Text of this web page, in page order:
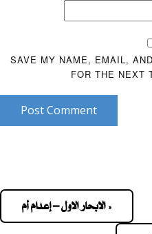
SAVE MY NAME, EMAIL,
FOR THE NEXT
Post Comment
« الابحار الاول – إعدام أم